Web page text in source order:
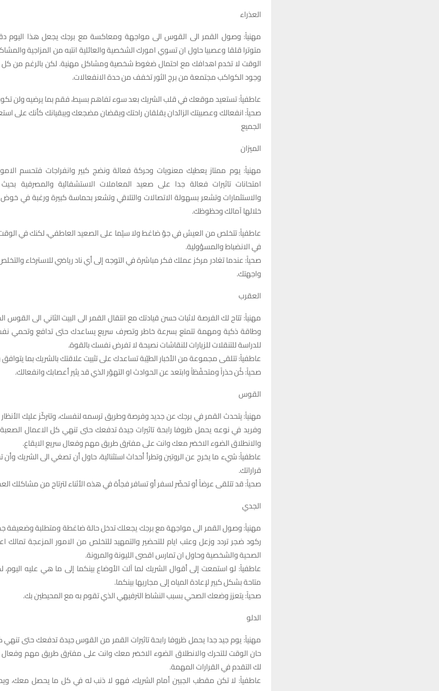
العذراء
مهنياً: وصول القمر الى القوس الى مواجهة ومعاكسة مع برجك يجعل هذا
متوترا قلقا وعصبيا حاول ان تسوي امورك الشخصية والعائلية انتبه من المزاجية
الوقت لا تخدم اهدافك مع احتمال ضغوط شخصية ومشاكل مهنية. لكن بالرغم من كل
وجود الكواكب مجتمعة من برج الثور تخفف من حدة الانفعالات.
عاطفياً: تستعيد موقعك في قلب الشريك بعد سوء تفاهم بسيط، فقم بما يرضيه ولن
صحياً: انفعالك وعصبيتك الزائدان يقلقان راحتك ويقضان مضجعك ويبقيانك كأنك على
الجميع
الميزان
مهنياً: يوم ممتاز يعطيك معنويات وحركة فعالة ونضج كبير وانفراجات فتحسم
امتحانات تاثيرات فعالة جدا على صعيد المعاملات الاستشفائية والمصرفية
والاستثمارات وتشعر بسهولة الاتصالات والتلاقي وتشعر بحماسة كبيرة ورغبة في
خلالها آمالك وحظوظك.
عاطفياً: تتخلص من العيش في جوّ ضاغط ولا سيّما على الصعيد العاطفي، لكنك في الوقت
في الانضباط والمسؤولية.
صحياً: عندما تغادر مركز عملك فكر مباشرة في التوجه إلى أي ناد رياضي للاسترخاء
واجهتك.
العقرب
مهنياً: تتاح لك الفرصة لاثبات حسن قيادتك مع انتقال القمر الى البيت الثاني الى
وطاقة ذكية ومهمة تتمتع بسرعة خاطر وتصرف سريع يساعدك حتى تدافع وتحمي
للدراسة للتنقلات للزيارات للنقاشات نصيحة لا تفرض نفسك بالقوة.
عاطفياً: تتلقى مجموعة من الأخبار الطيّبة تساعدك على تثبيت علاقتك بالشريك بما يتوافق
صحياً: كُن حذراً ومتحفّظاً وابتعد عن الحوادث او التهوّر الذي قد يثير أعصابك وانفعالك.
القوس
مهنياً: يتحدث القمر في برجك عن جديد وفرصة وطريق ترسمه لنفسك، وتتركّز عليك
وفريد في نوعه يحمل ظروفا رابحة تاثيرات جيدة تدفعك حتى تنهي كل الاعمال
والانطلاق الضوء الاخضر معك وانت على مفترق طريق مهم وفعال سريع الايقاع.
عاطفياً: شيء ما يخرج عن الروتين وتطرأ أحداث استثنائية، حاول أن تصغي الى الشريك
قراراتك.
صحياً: قد تتلقى عرضاً أو تحضّر لسفر أو تسافر فجأة في هذه الأثناء لترتاح من مشاكلك
الجدي
مهنياً: وصول القمر الى مواجهة مع برجك يجعلك تدخل حالة ضاغطة ومتطلبة وضعيفة
ركود ضجر تردد وزعل وعتب ايام للتحضير والتمهيد للتخلص من الامور المزعجة
الصحية والشخصية وحاول ان تمارس اقصى الليونة والمرونة.
عاطفياً: لو استمعت إلى أقوال الشريك لما آلت الأوضاع بينكما إلى ما هي عليه اليوم،
متاحة بشكل كبير لإعادة المياه إلى مجاريها بينكما.
صحياً: يتعزز وضعك الصحي بسبب النشاط الترفيهي الذي تقوم به مع المحيطين بك.
الدلو
مهنياً: يوم جيد جدا يحمل ظروفا رابحة تاثيرات القمر من القوس جيدة تدفعك حتى
حان الوقت للتحرك والانطلاق الضوء الاخضر معك وانت على مفترق طريق مهم وفعال
لك التقدم في القرارات المهمة.
عاطفياً: لا تكن مقطب الجبين أمام الشريك، فهو لا ذنب له في كل ما يحصل معك،